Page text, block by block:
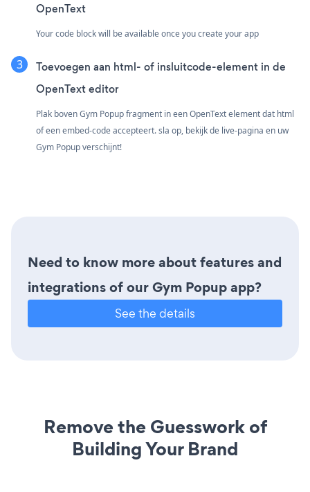
OpenText
Your code block will be available once you create your app
Toevoegen aan html- of insluitcode-element in de
OpenText editor
Plak boven Gym Popup fragment in een OpenText element dat html
of een embed-code accepteert. sla op, bekijk de live-pagina en uw
Gym Popup verschijnt!
Need to know more about features and
integrations of our Gym Popup app?
See the details
Remove the Guesswork of
Building Your Brand